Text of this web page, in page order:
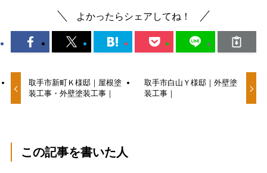
よかったらシェアしてね！
取手市新町Ｋ様邸｜屋根塗
装工事・外壁塗装工事｜
取手市白山Ｙ様邸｜外壁塗
装工事｜
この記事を書いた人